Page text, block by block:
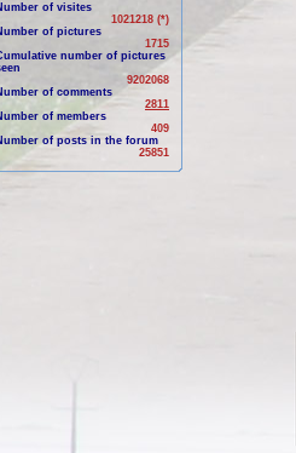
of visites
1021218 (*)
of pictures
1715
number of pictures
9202068
of comments
2811
of members
409
of posts in the forum
25851